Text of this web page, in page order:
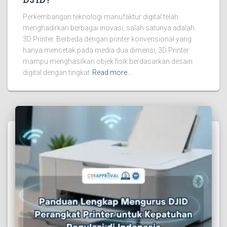
Perkembangan teknologi manufaktur digital telah
menghadirkan berbagai inovasi, salah satunya adalah
3D Printer. Berbeda dengan printer konvensional yang
hanya mencetak pada media dua dimensi, 3D Printer
mampu menghasilkan objek fisik berdasarkan desain
digital dengan tingkat Read more…